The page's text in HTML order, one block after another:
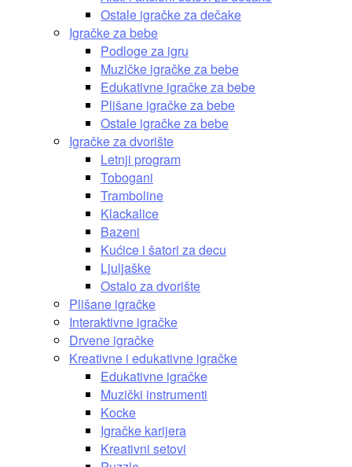
Ostale igračke za dečake
Igračke za bebe
Podloge za igru
Muzičke igračke za bebe
Edukativne igračke za bebe
Plišane igračke za bebe
Ostale igračke za bebe
Igračke za dvorište
Letnji program
Tobogani
Tramboline
Klackalice
Bazeni
Kućice i šatori za decu
Ljuljaške
Ostalo za dvorište
Plišane igračke
Interaktivne igračke
Drvene igračke
Kreativne i edukativne igračke
Edukativne igračke
Muzički instrumenti
Kocke
Igračke karijera
Kreativni setovi